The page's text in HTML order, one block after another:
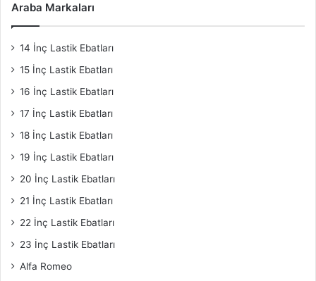
Araba Markaları
14 İnç Lastik Ebatları
15 İnç Lastik Ebatları
16 İnç Lastik Ebatları
17 İnç Lastik Ebatları
18 İnç Lastik Ebatları
19 İnç Lastik Ebatları
20 İnç Lastik Ebatları
21 İnç Lastik Ebatları
22 İnç Lastik Ebatları
23 İnç Lastik Ebatları
Alfa Romeo